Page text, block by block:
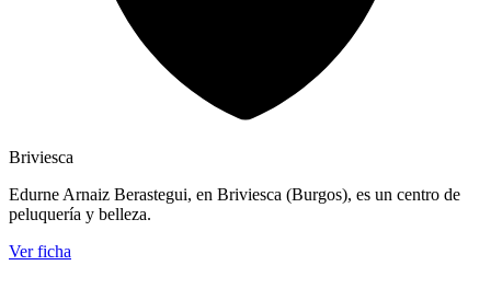
Briviesca
Edurne Arnaiz Berastegui, en Briviesca (Burgos), es un centro de
peluquería y belleza.
Ver ficha